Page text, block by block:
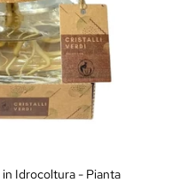
Idrocoltura - Pianta